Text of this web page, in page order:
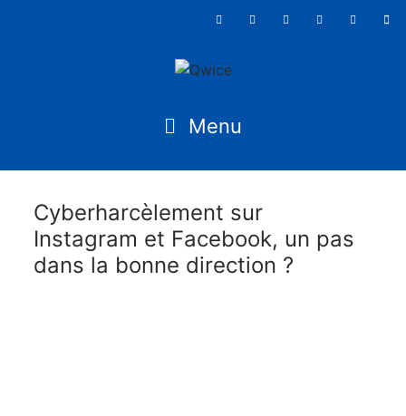
Cyberharcèlement sur
Instagram et Facebook, un pas
dans la bonne direction ?